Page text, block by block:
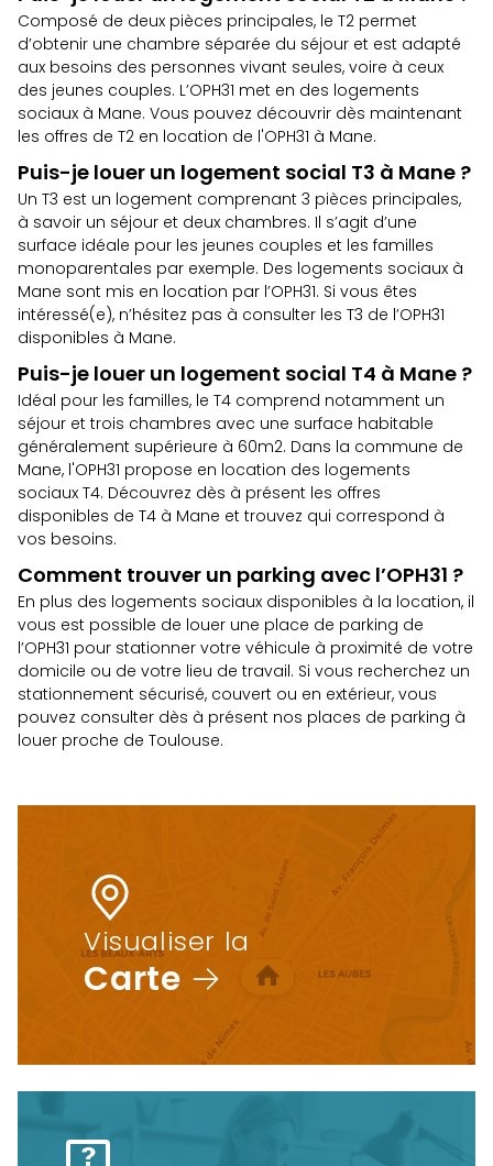
Composé de deux pièces principales, le T2 permet
d’obtenir une chambre séparée du séjour et est adapté
aux besoins des personnes vivant seules, voire à ceux
des jeunes couples. L’OPH31 met en des logements
sociaux à Mane. Vous pouvez découvrir dès maintenant
les offres de T2 en location de l'OPH31 à Mane.
Puis-je louer un logement social T3 à Mane ?
Un T3 est un logement comprenant 3 pièces principales,
à savoir un séjour et deux chambres. Il s’agit d’une
surface idéale pour les jeunes couples et les familles
monoparentales par exemple. Des logements sociaux à
Mane sont mis en location par l’OPH31. Si vous êtes
intéressé(e), n’hésitez pas à consulter les T3 de l’OPH31
disponibles à Mane.
Puis-je louer un logement social T4 à Mane ?
Idéal pour les familles, le T4 comprend notamment un
séjour et trois chambres avec une surface habitable
généralement supérieure à 60m2. Dans la commune de
Mane, l'OPH31 propose en location des logements
sociaux T4. Découvrez dès à présent les offres
disponibles de T4 à Mane et trouvez qui correspond à
vos besoins.
Comment trouver un parking avec l’OPH31 ?
En plus des logements sociaux disponibles à la location, il
vous est possible de louer une place de parking de
l’OPH31 pour stationner votre véhicule à proximité de votre
domicile ou de votre lieu de travail. Si vous recherchez un
stationnement sécurisé, couvert ou en extérieur, vous
pouvez consulter dès à présent nos places de parking à
louer proche de Toulouse.
Visualiser la
Carte